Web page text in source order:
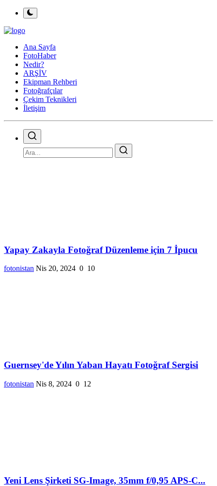
Ana Sayfa
FotoHaber
Nedir?
ARŞİV
Ekipman Rehberi
Fotoğrafçılar
Çekim Teknikleri
İletişim
Yapay Zakayla Fotoğraf Düzenleme için 7 İpucu
fotonistan Nis 20, 2024 0 10
Guernsey'de Yılın Yaban Hayatı Fotoğraf Sergisi
fotonistan Nis 8, 2024 0 12
Yeni Lens Şirketi SG-Image, 35mm f/0,95 APS-C...